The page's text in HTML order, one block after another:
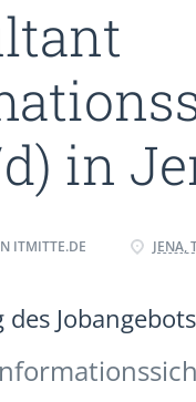
in
ITMITTE.DE JENA,